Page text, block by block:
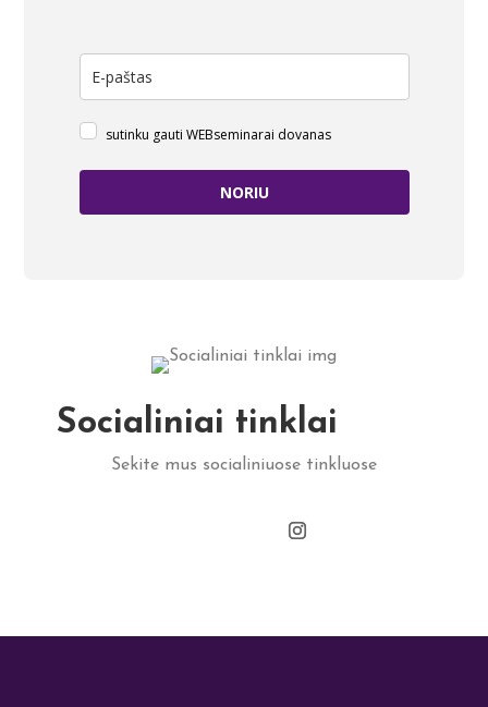
sutinku gauti WEBseminarai dovanas
NORIU
Socialiniai tinklai
Sekite mus socialiniuose tinkluose